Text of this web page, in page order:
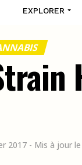
EXPLORER
2017 - Mis à jour